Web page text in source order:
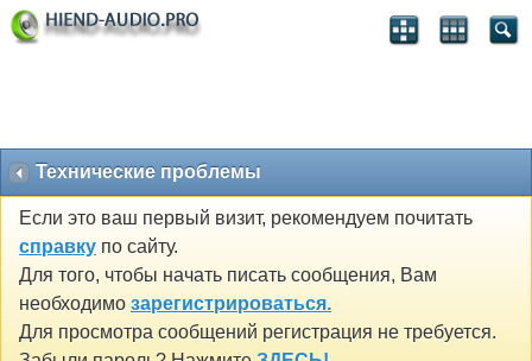
Технические проблемы
Если это ваш первый визит, рекомендуем почитать
справку по сайту.
Для того, чтобы начать писать сообщения, Вам
необходимо зарегистрироваться.
Для просмотра сообщений регистрация не требуется.